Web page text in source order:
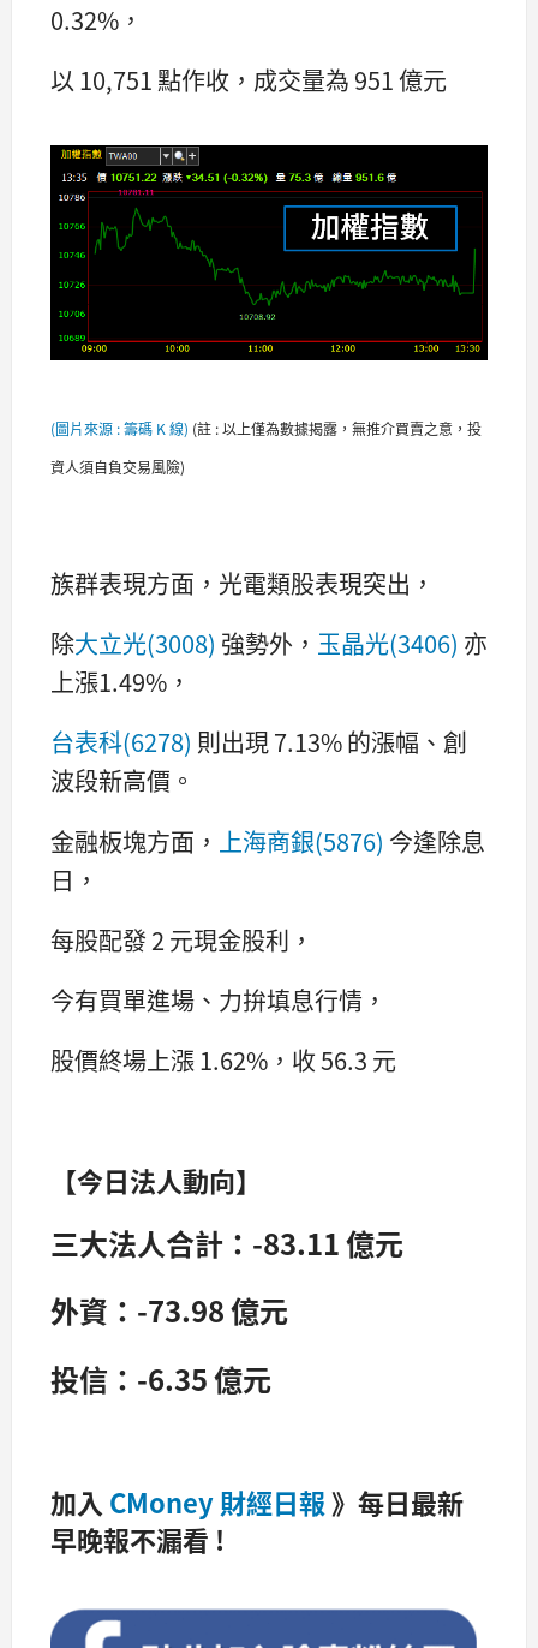
0.32%，
以 10,751 點作收，成交量為 951 億元
(圖片來源 : 籌碼 K 線) (註 : 以上僅為數據揭露，無推介買賣之意，投
資人須自負交易風險)
族群表現方面，光電類股表現突出，
除大立光(3008) 強勢外， 玉晶光(3406) 亦
上漲1.49%，
台表科(6278) 則出現 7.13% 的漲幅、創
波段新高價。
金融板塊方面， 上海商銀(5876) 今逢除息
日，
每股配發 2 元現金股利，
今有買單進場、力拚填息行情，
股價終場上漲 1.62%，收 56.3 元
【今日法人動向】
三大法人合計：-83.11 億元
外資：-73.98 億元
投信：-6.35 億元
加入 CMoney 財經日報》每日最新
早晚報不漏看 !